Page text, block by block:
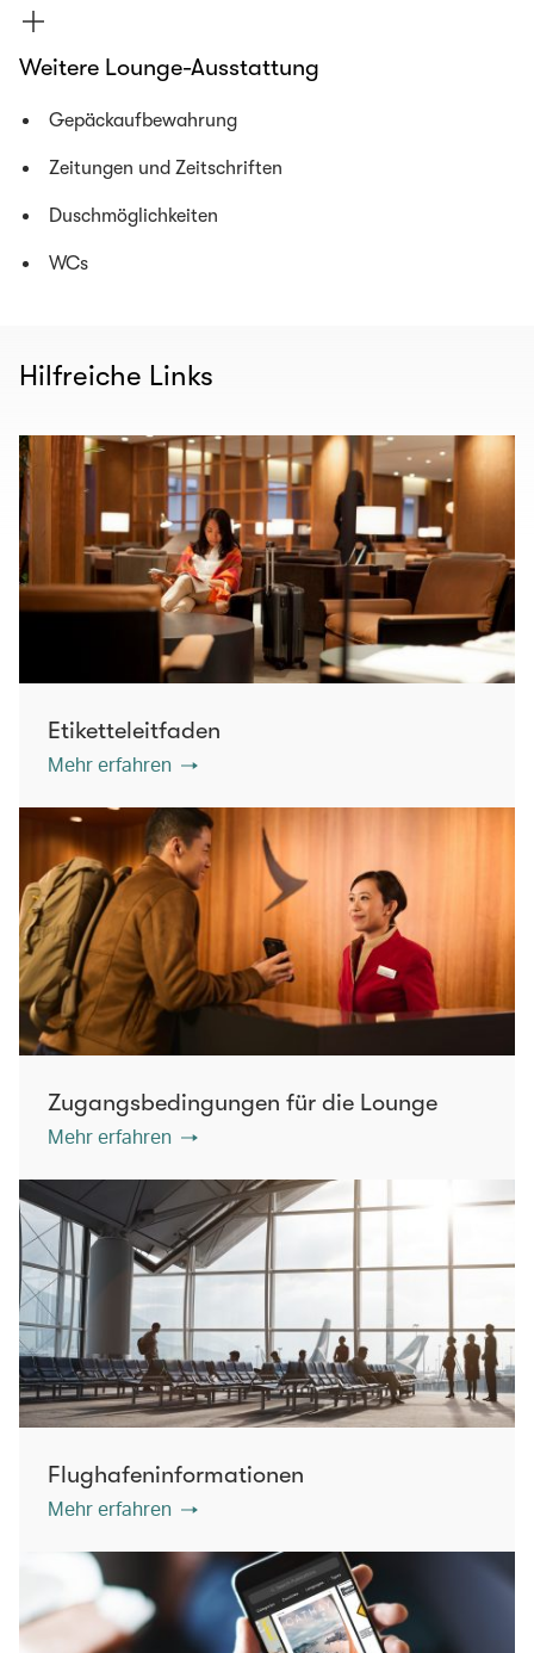
Weitere Lounge-Ausstattung
Gepäckaufbewahrung
Zeitungen und Zeitschriften
Duschmöglichkeiten
WCs
Hilfreiche Links
Etiketteleitfaden
Mehr erfahren
Zugangsbedingungen für die Lounge
Mehr erfahren
Flughafeninformationen
Mehr erfahren